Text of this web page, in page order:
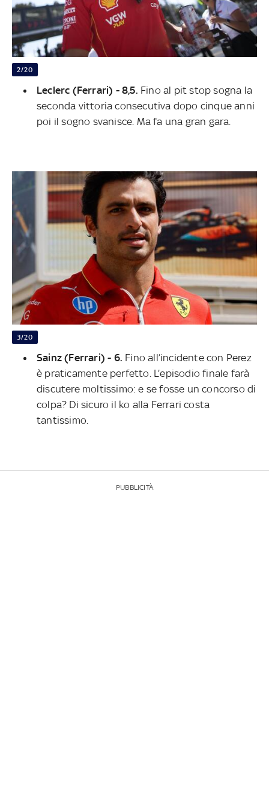
2/20
Leclerc (Ferrari) - 8,5. Fino al pit stop sogna la
seconda vittoria consecutiva dopo cinque anni
poi il sogno svanisce. Ma fa una gran gara.
3/20
Sainz (Ferrari) - 6. Fino all’incidente con Perez
è praticamente perfetto. L’episodio finale farà
discutere moltissimo: e se fosse un concorso di
colpa? Di sicuro il ko alla Ferrari costa
tantissimo.
PUBBLICITÀ